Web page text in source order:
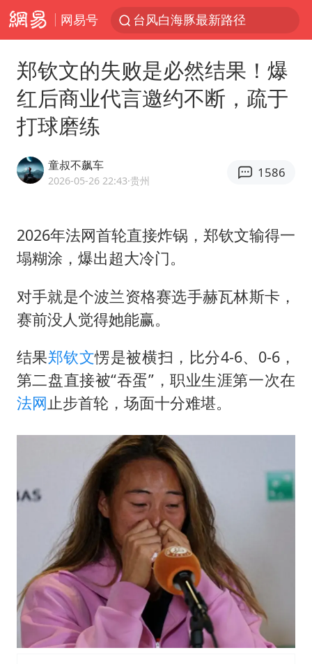
网易号
台风白海豚最新路径
外交部发言人就广岛核爆81周年等答记者问
中央气象台发布台风黄色预警
胡塞武装袭扰红海航运行动升级
80后女柜员逆袭成4200亿银行副行长
感觉全东北都在等7号
村民谈“梅姨”：叫的其实是“媒姨”
首次证实！“胶球”存在
奋进开新局 实干挑大梁
郑钦文的失败是必然结果！爆
红后商业代言邀约不断，疏于
打球磨练
童叔不飙车
2026-05-26 22:43·贵州
1586
2026年法网首轮直接炸锅，郑钦文输得一
塌糊涂，爆出超大冷门。
对手就是个波兰资格赛选手赫瓦林斯卡，
赛前没人觉得她能赢。
结果郑钦文愣是被横扫，比分4-6、0-6，
第二盘直接被“吞蛋”，职业生涯第一次在
法网止步首轮，场面十分难堪。